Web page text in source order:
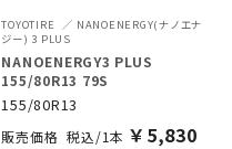
TOYOTIRE
NANOENERGY(ナノエナ
ジー) 3 PLUS
NANOENERGY3 PLUS
155/80R13 79S
155/80R13
税込/1本 ￥ 5,830